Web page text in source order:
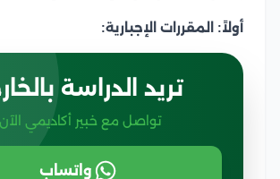
أولاً: المقررات الإجبارية:
تريد الدراسة
تواصل مع خبير أكاديمي الآن
واتساب